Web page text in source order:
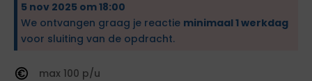
5 nov 2025 om 18:00
We ontvangen graag je reactie minimaal 1 werkdag
voor sluiting van de opdracht.
100